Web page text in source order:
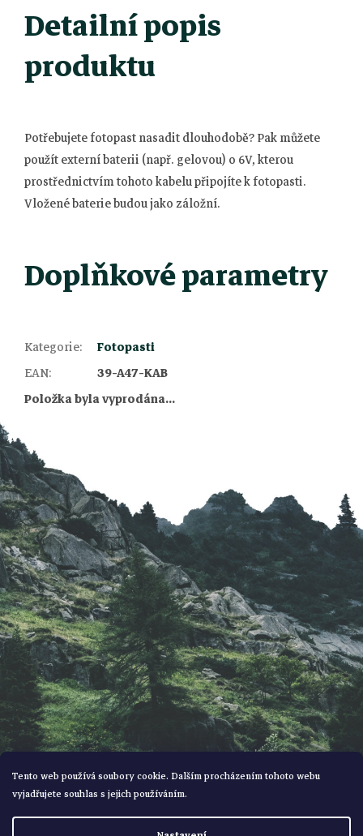
Tento web používá soubory cookie. Dalším procházením tohoto webu
vyjadřujete souhlas s jejich používáním.
Detailní popis
produktu
Potřebujete fotopast nasadit dlouhodobě? Pak můžete
použít externí baterii (např. gelovou) o 6V, kterou
prostřednictvím tohoto kabelu připojíte k fotopasti.
Vložené baterie budou jako záložní.
Doplňkové parametry
Kategorie:
Fotopasti
EAN:
39-A47-KAB
Položka byla vyprodána…
á
p
a
t
í